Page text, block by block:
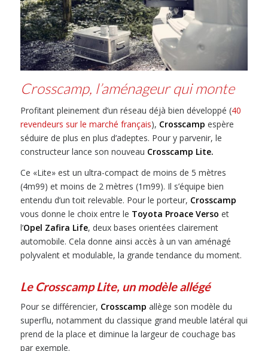
Crosscamp, l’aménageur qui monte
Profitant pleinement d’un réseau déjà bien développé (40
revendeurs sur le marché français), Crosscamp espère
séduire de plus en plus d’adeptes. Pour y parvenir, le
constructeur lance son nouveau Crosscamp Lite.
Ce «Lite» est un ultra-compact de moins de 5 mètres
(4m99) et moins de 2 mètres (1m99). Il s’équipe bien
entendu d’un toit relevable. Pour le porteur, Crosscamp
vous donne le choix entre le Toyota Proace Verso et
l’Opel Zafira Life, deux bases orientées clairement
automobile. Cela donne ainsi accès à un van aménagé
polyvalent et modulable, la grande tendance du moment.
Le Crosscamp Lite, un modèle allégé
Pour se différencier, Crosscamp allège son modèle du
superflu, notamment du classique grand meuble latéral qui
prend de la place et diminue la largeur de couchage bas
par exemple.